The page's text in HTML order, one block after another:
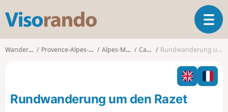
s
o
o
T
o
g
l
n
Wanderungen Provence-Alpes-Côte d'Azur Alpes-Maritimes Castillon Rundwanderung um den Razet
Rundwanderung um den Razet